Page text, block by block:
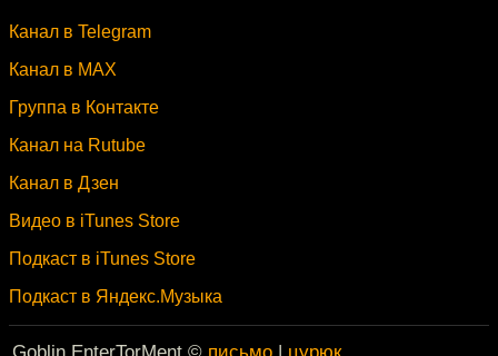
Канал в Telegram
Канал в MAX
Группа в Контакте
Канал на Rutube
Канал в Дзен
Видео в iTunes Store
Подкаст в iTunes Store
Подкаст в Яндекс.Музыка
Goblin EnterTorMent © письмо | цурюк